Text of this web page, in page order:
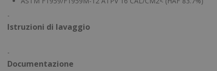
-
Istruzioni di lavaggio
-
Documentazione